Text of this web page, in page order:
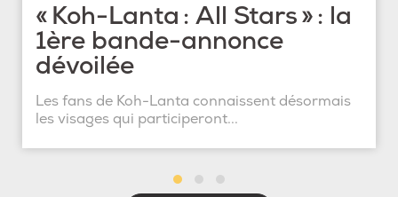
« Koh-Lanta : All Stars » : la
1ère bande-annonce
dévoilée
Les fans de Koh-Lanta connaissent désormais
les visages qui participeront...